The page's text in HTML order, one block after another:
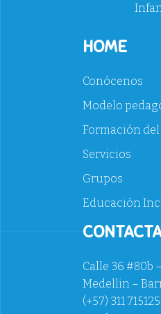
HOME
Conócenos
Modelo
Formación del
Servicios
Grupos
Educación
Calle 36 #80b –
Medellin –
(+57) 311